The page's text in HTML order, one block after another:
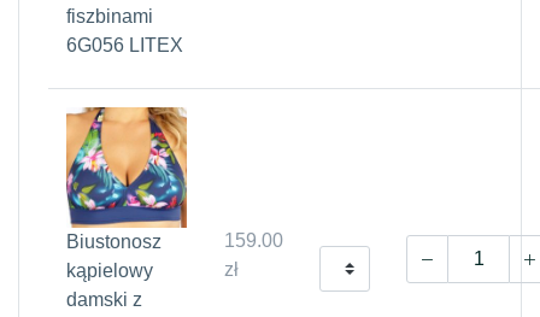
fiszbinami
6G056 LITEX
Biustonosz
kąpielowy
damski z
159.00
zł